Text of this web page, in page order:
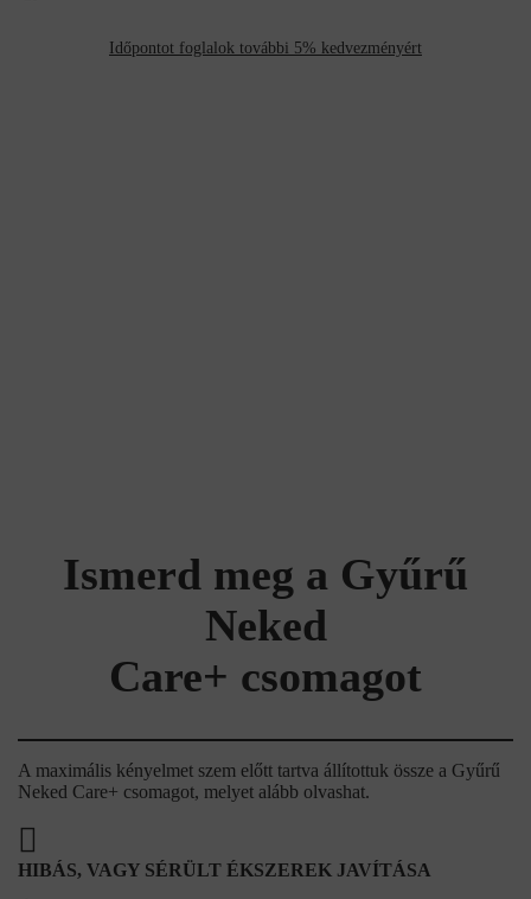
Időpontot foglalok további 5% kedvezményért
Ismerd meg a Gyűrű
Neked
Care+ csomagot
A maximális kényelmet szem előtt tartva állítottuk össze a Gyűrű
Neked Care+ csomagot, melyet alább olvashat.
HIBÁS, VAGY SÉRÜLT ÉKSZEREK JAVÍTÁSA